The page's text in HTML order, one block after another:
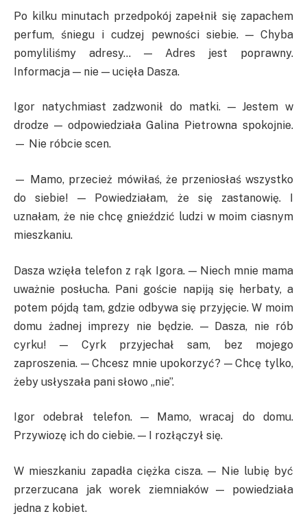
Po kilku minutach przedpokój zapełnił się zapachem
perfum, śniegu i cudzej pewności siebie. — Chyba
pomyliliśmy adresy… — Adres jest poprawny.
Informacja — nie — ucięła Dasza.
Igor natychmiast zadzwonił do matki. — Jestem w
drodze — odpowiedziała Galina Pietrowna spokojnie.
— Nie róbcie scen.
— Mamo, przecież mówiłaś, że przeniosłaś wszystko
do siebie! — Powiedziałam, że się zastanowię. I
uznałam, że nie chcę gnieździć ludzi w moim ciasnym
mieszkaniu.
Dasza wzięła telefon z rąk Igora. — Niech mnie mama
uważnie posłucha. Pani goście napiją się herbaty, a
potem pójdą tam, gdzie odbywa się przyjęcie. W moim
domu żadnej imprezy nie będzie. — Dasza, nie rób
cyrku! — Cyrk przyjechał sam, bez mojego
zaproszenia. — Chcesz mnie upokorzyć? — Chcę tylko,
żeby usłyszała pani słowo „nie”.
Igor odebrał telefon. — Mamo, wracaj do domu.
Przywiozę ich do ciebie. — I rozłączył się.
W mieszkaniu zapadła ciężka cisza. — Nie lubię być
przerzucana jak worek ziemniaków — powiedziała
jedna z kobiet.